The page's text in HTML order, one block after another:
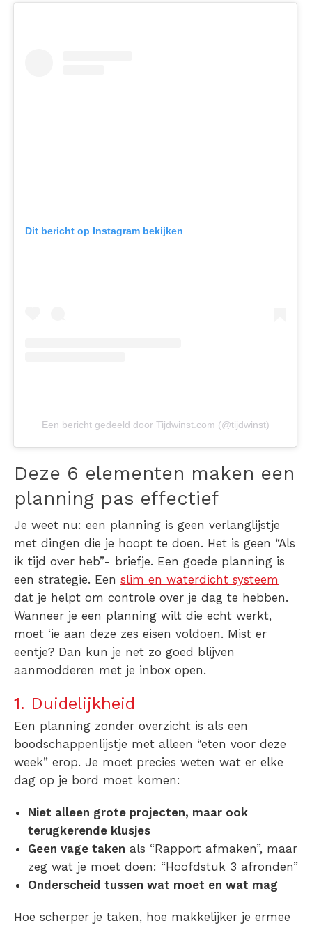
Dit bericht op Instagram bekijken
Een bericht gedeeld door Tijdwinst.com (@tijdwinst)
Deze 6 elementen maken een
planning pas effectief
Je weet nu: een planning is geen verlanglijstje
met dingen die je hoopt te doen. Het is geen “Als
ik tijd over heb”- briefje. Een goede planning is
een strategie. Een slim en waterdicht systeem
dat je helpt om controle over je dag te hebben.
Wanneer je een planning wilt die echt werkt,
moet ‘ie aan deze zes eisen voldoen. Mist er
eentje? Dan kun je net zo goed blijven
aanmodderen met je inbox open.
1. Duidelijkheid
Een planning zonder overzicht is als een
boodschappenlijstje met alleen “eten voor deze
week” erop. Je moet precies weten wat er elke
dag op je bord moet komen:
Niet alleen grote projecten, maar ook
terugkerende klusjes
Geen vage taken als “Rapport afmaken”, maar
zeg wat je moet doen: “Hoofdstuk 3 afronden”
Onderscheid tussen wat moet en wat mag
Hoe scherper je taken, hoe makkelijker je ermee